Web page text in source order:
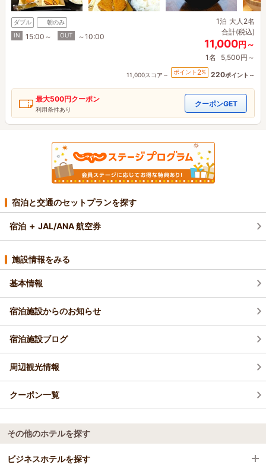
ダブル
朝のみ
IN
15:00～ OUT ～10:00
1泊 大人2名
合計(税込)
11,000円～
1名 5,500円～
11,000スコア～ ポイント 2% 220ポイント～
最大500円クーポン
利用条件あり
クーポンGET
宿泊と交通のセットプランを探す
宿泊 ＋ JAL/ANA 航空券
施設情報をみる
基本情報
宿泊施設からのお知らせ
宿泊施設ブログ
周辺観光情報
クーポン一覧
その他のホテルを探す
ビジネスホテルを探す